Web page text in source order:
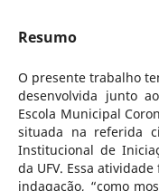
Resumo
O presente trabalho
desenvolvida junto
Escola Municipal
situada na referida
Institucional de
da UFV. Essa
indagação, “como